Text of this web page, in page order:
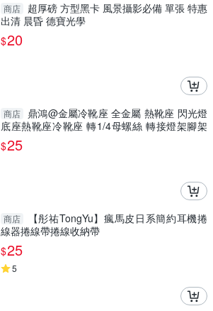
商店
超厚磅 方型黑卡 風景攝影必備 單張 特惠
出清 晨昏 德寶光學
$20
商店
鼎鴻@金屬冷靴座 全金屬 熱靴座 閃光燈
底座熱靴座冷靴座 轉1/4母螺絲 轉接燈架腳架
雲台支架
$25
商店
【彤祐TongYu】瘋馬皮日系簡約耳機捲
線器捲線帶捲線收納帶
$25
5